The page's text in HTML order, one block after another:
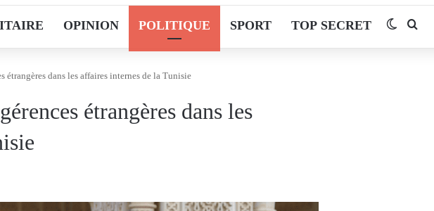
OPINION POLITIQUE SPORT TOP SECRET Switch
étrangères dans les affaires internes de la Tunisie
étrangères dans les